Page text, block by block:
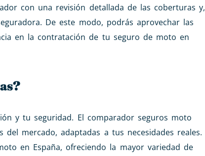
con una revisión detallada de las coberturas y,
De este modo, podrás aprovechar las
en la contratación de tu seguro de moto en
y tu seguridad. El comparador seguros moto
mercado, adaptadas a tus necesidades reales.
en España, ofreciendo la mayor variedad de